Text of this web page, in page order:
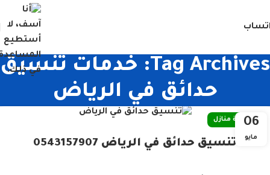
Tag Archives: خدمات تنسيق
حدائق في الرياض
06
مايو
صيانة منازل
تنسيق حدائق في الرياض 0543157907